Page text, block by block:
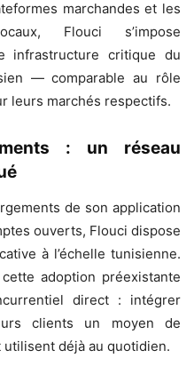
marchandes et les
Flouci s’impose
infrastructure critique du
— comparable au rôle
leurs marchés respectifs.
: un réseau
de son application
ouverts, Flouci dispose
à l’échelle tunisienne.
adoption préexistante
direct : intégrer
clients un moyen de
utilisent déjà au quotidien.